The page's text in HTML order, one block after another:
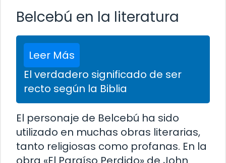
Belcebú en la literatura
Leer Más
El verdadero significado de ser
recto según la Biblia
El personaje de Belcebú ha sido
utilizado en muchas obras literarias,
tanto religiosas como profanas. En la